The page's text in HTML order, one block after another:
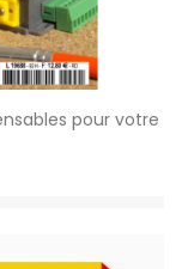
pour votre